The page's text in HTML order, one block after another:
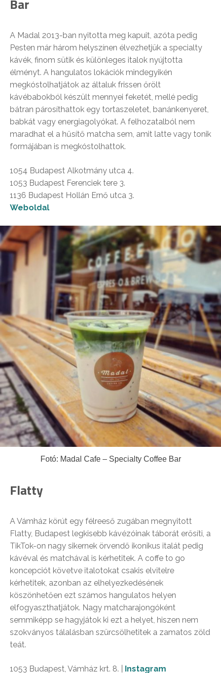
Bar
A Madal 2013-ban nyitotta meg kapuit, azóta pedig
Pesten már három helyszínen élvezhetjük a specialty
kávék, finom sütik és különleges italok nyújtotta
élményt. A hangulatos lokációk mindegyikén
megkóstolhatjátok az általuk frissen őrölt
kávébabokból készült mennyei feketét, mellé pedig
bátran párosíthattok egy tortaszeletet, banánkenyeret,
babkát vagy energiagolyókat. A felhozatalból nem
maradhat el a hűsítő matcha sem, amit latte vagy tonik
formájában is megkóstolhattok.
1054 Budapest Alkotmány utca 4.
1053 Budapest Ferenciek tere 3.
1136 Budapest Hollán Ernő utca 3.
Weboldal
Fotó: Madal Cafe – Specialty Coffee Bar
Flatty
A Vámház körút egy félreeső zugában megnyitott
Flatty, Budapest legkisebb kávézóinak táborát erősíti, a
TikTok-on nagy sikernek örvendő ikonikus italát pedig
kávéval és matchával is kérhetitek. A coffe to go
koncepciót követve italotokat csakis elvitelre
kérhetitek, azonban az elhelyezkedésének
köszönhetően ezt számos hangulatos helyen
elfogyaszthatjátok. Nagy matcharajongóként
semmiképp se hagyjátok ki ezt a helyet, hiszen nem
szokványos tálalásban szürcsölhetitek a zamatos zöld
teát.
1053 Budapest, Vámház krt. 8. | Instagram